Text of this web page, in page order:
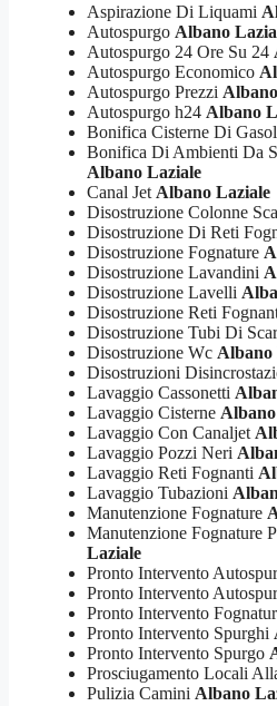
Aspirazione Di Liquami
Autospurgo Albano
Autospurgo 24 Ore Su 24
Autospurgo Economico
Autospurgo Prezzi
Autospurgo h24 Albano
Bonifica Cisterne Di
Bonifica Di Ambienti Da
Albano Laziale
Canal Jet Albano Laziale
Disostruzione Colonne
Disostruzione Di Reti
Disostruzione Fognature
Disostruzione Lavandini
Disostruzione Lavelli
Disostruzione Reti
Disostruzione Tubi Di
Disostruzione Wc Albano
Disostruzioni
Lavaggio Cassonetti
Lavaggio Cisterne
Lavaggio Con Canaljet
Lavaggio Pozzi Neri
Lavaggio Reti Fognanti
Lavaggio Tubazioni
Manutenzione Fognature
Manutenzione Fognature
Laziale
Pronto Intervento
Pronto Intervento
Pronto Intervento
Pronto Intervento Spurghi
Pronto Intervento Spurgo
Prosciugamento Locali
Pulizia Camini Albano